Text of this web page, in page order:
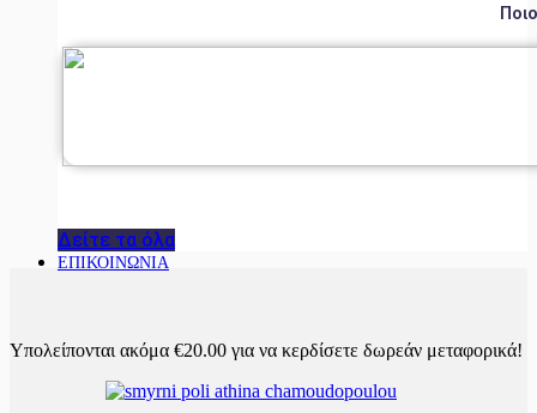
Δείτε τα όλα
ΕΠΙΚΟΙΝΩΝΙΑ
Υπολείπονται ακόμα €20.00 για να κερδίσετε δωρεάν μεταφορικά!